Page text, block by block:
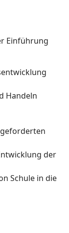
Einführung
Handeln
der
Schule in die